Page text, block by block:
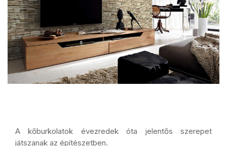
A kőburkolatok évezredek óta jelentős szerepet
játszanak az építészetben.